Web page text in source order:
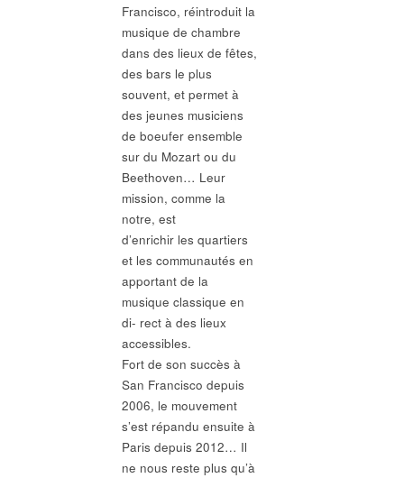
Francisco, réintroduit la
musique de chambre
dans des lieux de fêtes,
des bars le plus
souvent, et permet à
des jeunes musiciens
de boeufer ensemble
sur du Mozart ou du
Beethoven… Leur
mission, comme la
notre, est
d’enrichir les quartiers
et les communautés en
apportant de la
musique classique en
di- rect à des lieux
accessibles.
Fort de son succès à
San Francisco depuis
2006, le mouvement
s’est répandu ensuite à
Paris depuis 2012… Il
ne nous reste plus qu’à